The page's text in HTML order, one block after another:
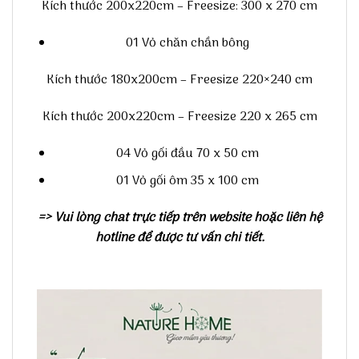
Kích thước 200x220cm – Freesize: 300 x 270 cm
01 Vỏ chăn chần bông
Kích thước 180x200cm – Freesize 220×240 cm
Kích thước 200x220cm – Freesize 220 x 265 cm
04 Vỏ gối đầu 70 x 50 cm
01 Vỏ gối ôm 35 x 100 cm
=> Vui lòng chat trực tiếp trên website hoặc liên hệ
hotline để được tư vấn chi tiết.